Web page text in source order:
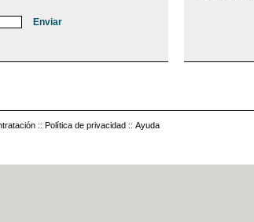
:: Política de privacidad :: Ayuda